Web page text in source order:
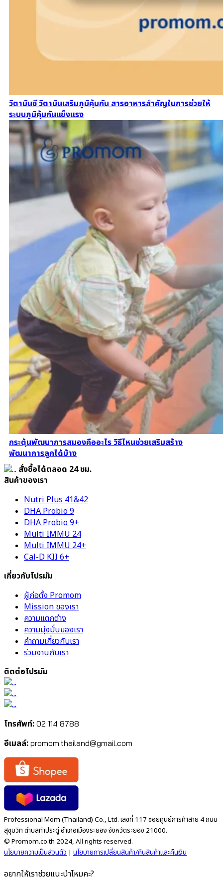
วิตามินซี วิตามินเสริมภูมิคุ้มกัน สารอาหารสำคัญในการช่วยให้
ระบบภูมิคุ้มกันแข็งแรง
กระตุ้นพัฒนาการสมองคืออะไร วิธีไหนช่วยเสริมสร้าง
พัฒนาการลูกได้บ้าง
สั่งซื้อได้ตลอด 24 ชม.
สินค้าของเรา
Nutri Plus 41&42
DHA Probio 9
DHA Probio 9+
Multi IMMU 24
Multi IMMU 24+
Cal-D KII 6+
เกี่ยวกับโปรมัม
ผู้ก่อตั้ง Promom
Mission ของเรา
ความแตกต่าง
ความมุ่งมั่นของเรา
คำถามเกี่ยวกับเรา
ร่วมงานกับเรา
ติดต่อโปรมัม
โทรศัพท์: 02 114 8788
อีเมลล์: promom.thailand@gmail.com
Professional Mom (Thailand) Co., Ltd. เลขที่ 117 ซอยศูนย์การค้าสาย 4 ถนน
สุขุมวิท ตำบลท่าประดู่ อำเภอเมืองระยอง จังหวัดระยอง 21000.
© Promom.co.th 2024, All rights reserved.
นโยบายความเป็นส่วนตัว | นโยบายการเปลี่ยนสินค้า/คืนสินค้าและคืนเงิน
อยากให้เราช่วยแนะนำไหมคะ?